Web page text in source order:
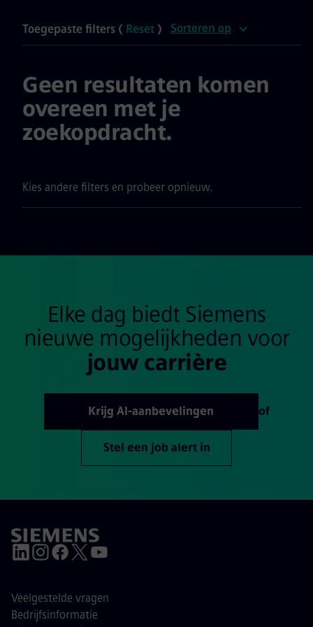
Toegepaste filters ( Reset ) Sorteren op
Geen resultaten komen
overeen met je
zoekopdracht.
Kies andere filters en probeer opnieuw.
Elke dag biedt Siemens
nieuwe mogelijkheden voor
jouw carrière
Krijg AI-aanbevelingen of
Stel een job alert in
Veelgestelde vragen
Bedrijfsinformatie